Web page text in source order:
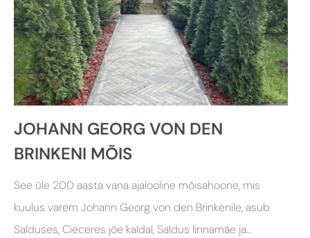
JOHANN GEORG VON DEN
BRINKENI MÕIS
See üle 200 aasta vana ajalooline mõisahoone, mis
kuulus varem Johann Georg von den Brinkenile, asub
Salduses, Cieceres jõe kaldal, Saldus linnamäe ja